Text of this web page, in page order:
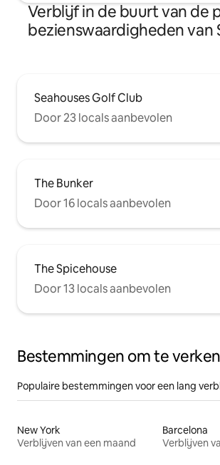
Verblijf in de buurt van de
bezienswaardigheden van
Seahouses Golf Club
Door 23 locals aanbevolen
The Bunker
Door 16 locals aanbevolen
The Spicehouse
Door 13 locals aanbevolen
Bestemmingen om te
Populaire bestemmingen voor een lang
New York
Verblijven van een maand
Barcelona
Verblijven